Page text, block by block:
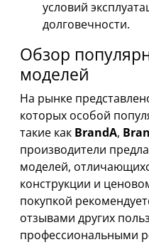
условий
долговечности.
Обзор
моделей
На рынке
которых особой
такие как BrandA,
производители
моделей,
конструкции и
покупкой
отзывами других
профессиональными